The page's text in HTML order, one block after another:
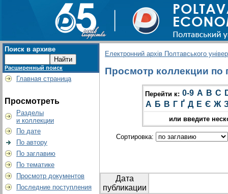
Поиск в архиве
Расширенный поиск
Главная страница
Просмотреть
Разделы
и коллекции
По дате
По автору
По заглавию
По тематике
Просмотр документов
Последние поступления
Електронний архів Полтавського
Просмотр коллекции по
Перейти к: 0-9 A B C
А Б В Г Ґ Д Е Є Ж
или введите
Сортировка:
Дата
публикации